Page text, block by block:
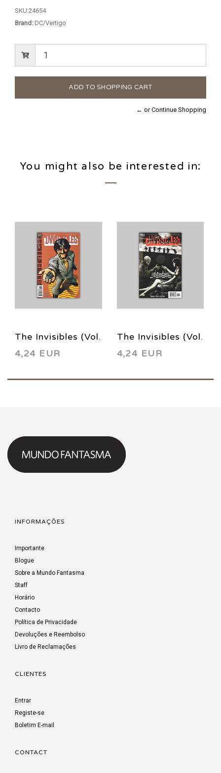
SKU:24654
Brand: DC/Vertigo
← or Continue Shopping
You might also be interested in:
The Invisibles (Vol.
3) 6 1999
4,24 EUR
The Invisibles (Vol.
3) 7 1999
4,24 EUR
INFORMAÇÕES
Importante
Blogue
Sobre a Mundo Fantasma
Staff
Horário
Contacto
Política de Privacidade
Devoluções e Reembolso
Livro de Reclamações
CLIENTES
Entrar
Registe-se
Boletim E-mail
CONTACT